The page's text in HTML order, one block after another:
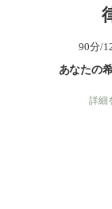
90分/
あなたの
詳細